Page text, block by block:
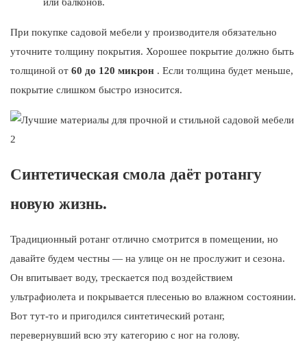
или балконов.
При покупке садовой мебели у производителя обязательно
уточните толщину покрытия. Хорошее покрытие должно быть
толщиной от 60 до 120 микрон . Если толщина будет меньше,
покрытие слишком быстро износится.
Синтетическая смола даёт ротангу
новую жизнь.
Традиционный ротанг отлично смотрится в помещении, но
давайте будем честны — на улице он не прослужит и сезона.
Он впитывает воду, трескается под воздействием
ультрафиолета и покрывается плесенью во влажном состоянии.
Вот тут-то и пригодился синтетический ротанг,
перевернувший всю эту категорию с ног на голову.